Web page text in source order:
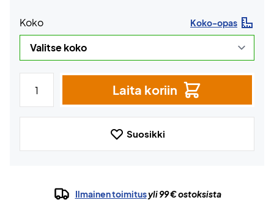
Koko Koko-opas
Laita koriin
Suosikki
Ilmainen toimitusyli 99 € ostoksista